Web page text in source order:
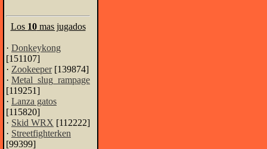
Los 10mas jugados
· Donkeykong
[151107]
· Zookeeper[139874]
· Metal_slug_rampage
[119251]
· Lanza gatos
[115820]
· Skid WRX [112222]
· Streetfighterken
[99399]